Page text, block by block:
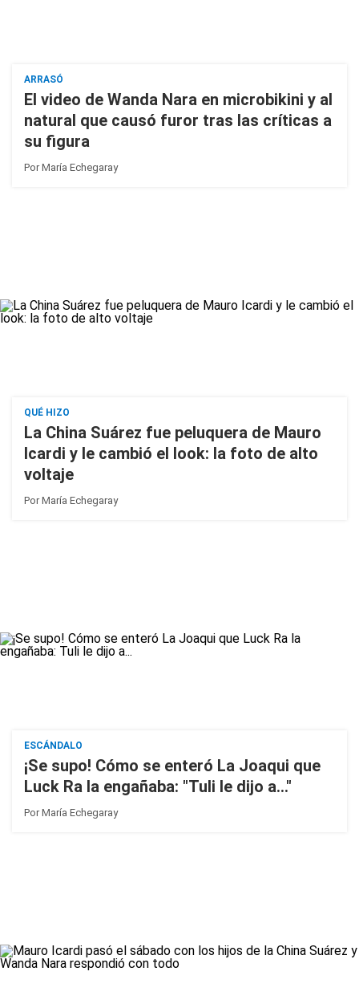
ARRASÓ
El video de Wanda Nara en microbikini y al
natural que causó furor tras las críticas a
su figura
PorMaría Echegaray
QUÉ HIZO
La China Suárez fue peluquera de Mauro
Icardi y le cambió el look: la foto de alto
voltaje
PorMaría Echegaray
ESCÁNDALO
¡Se supo! Cómo se enteró La Joaqui que
Luck Ra la engañaba: "Tuli le dijo a..."
PorMaría Echegaray